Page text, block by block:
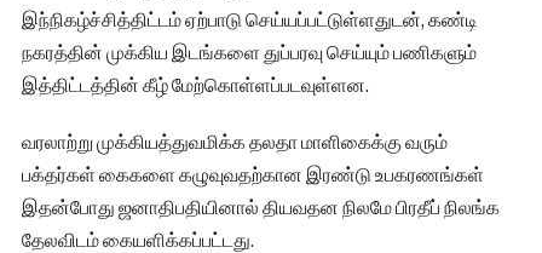
இந்நிகழ்ச்சித்திட்டம் ஏற்பாடு செய்யப்பட்டுள்ளதுடன், கண்டி
நகரத்தின் முக்கிய இடங்களை துப்பரவு செய்யும் பணிகளும்
இத்திட்டத்தின் கீழ் மேற்கொள்ளப்படவுள்ளன.
வரலாற்று முக்கியத்துவமிக்க தலதா மாளிகைக்கு வரும்
பக்தர்கள் கைகளை கழுவுவதற்கான இரண்டு உபகரணங்கள்
இதன்போது ஜனாதிபதியினால் தியவதன நிலமே பிரதீப் நிலங்க
தேலவிடம் கையளிக்கப்பட்டது.